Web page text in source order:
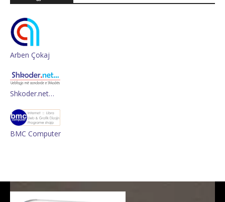
Arben Çokaj
Shkoder.net…
BMC Computer